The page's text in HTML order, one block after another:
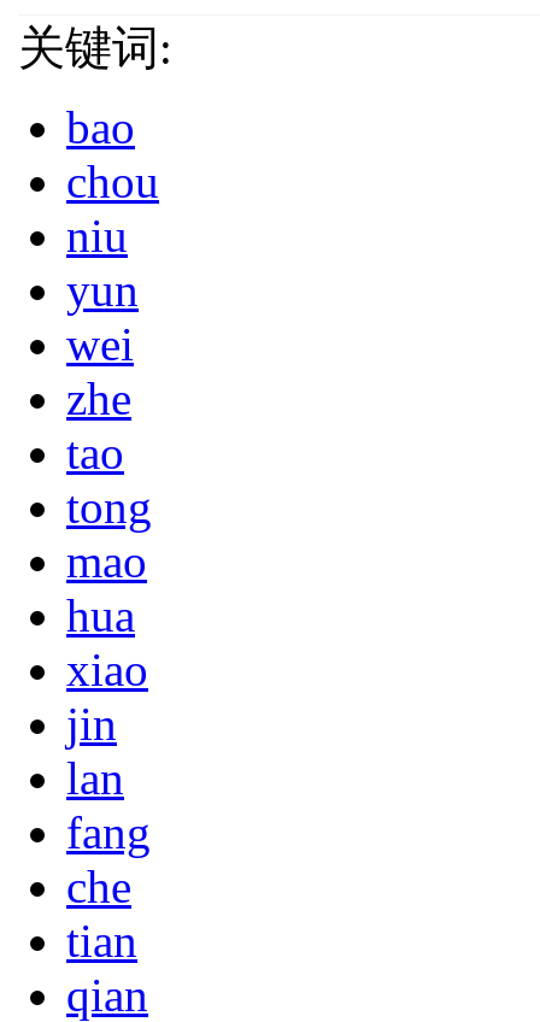
关键词:
bao
chou
niu
yun
wei
zhe
tao
tong
mao
hua
xiao
jin
lan
fang
che
tian
qian